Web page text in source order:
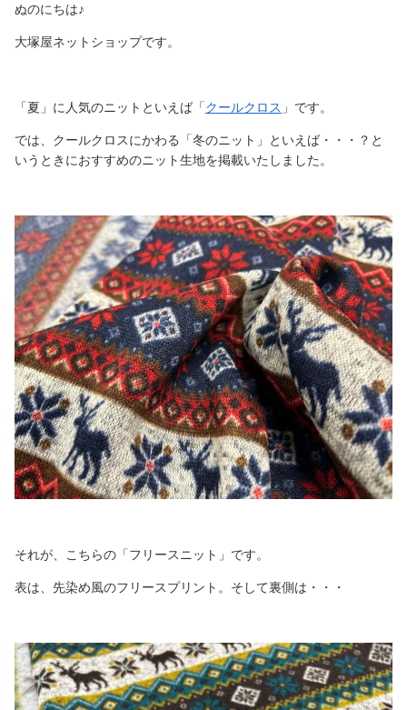
ぬのにちは♪
大塚屋ネットショップです。
「夏」に人気のニットといえば「クールクロス 」です。
では、クールクロスにかわる「冬のニット」といえば・・・？と
いうときにおすすめのニット生地を掲載いたしました。
それが、こちらの「フリースニット」です。
表は、先染め風のフリースプリント。そして裏側は・・・